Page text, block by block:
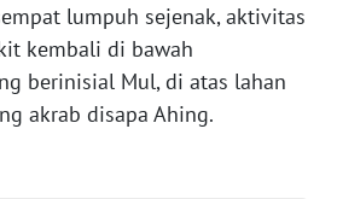
lumpuh sejenak, aktivitas
kembali di bawah
berinisial Mul, di atas lahan
akrab disapa Ahing.